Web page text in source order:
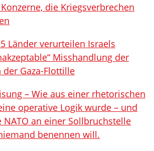
die Kriegsverbrechen
Länder verurteilen Israels
Misshandlung der
Gaza-Flottille
– Wie aus einer rhetorischen
operative Logik wurde – und
an einer Sollbruchstelle
benennen will.